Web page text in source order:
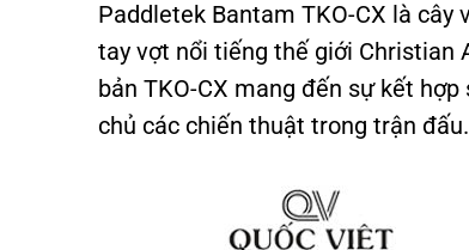
Paddletek Bantam TKO-CX là
tay vợt nổi tiếng thế giới Christian
bản TKO-CX mang đến sự kết
chủ các chiến thuật trong trận đấu.